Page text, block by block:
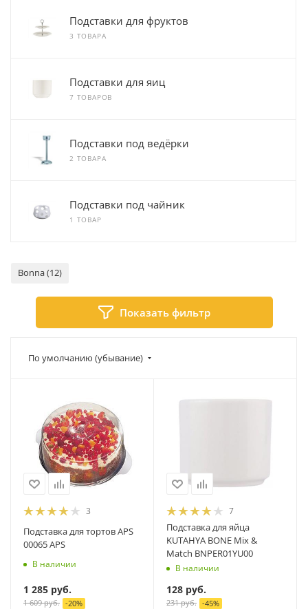
Подставки для фруктов
3 ТОВАРА
Подставки для яиц
7 ТОВАРОВ
Подставки под ведёрки
2 ТОВАРА
Подставки под чайник
1 ТОВАР
Bonna (12)
Показать фильтр
По умолчанию (убывание)
3
Подставка для тортов APS
00065 APS
В наличии
1 285 руб.
1 609руб. -20%
7
Подставка для яйца
KUTAHYA BONE Mix &
Match BNPER01YU00
В наличии
128 руб.
231руб. -45%